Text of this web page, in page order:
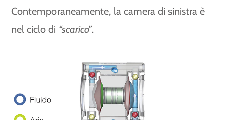
Contemporaneamente, la camera di sinistra è
nel ciclo di “scarico”.